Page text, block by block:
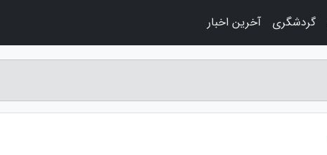
گردشگری آخرین اخبار